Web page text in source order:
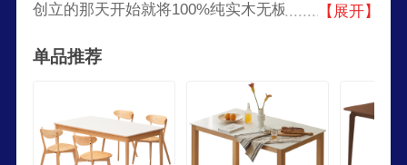
创立的那天开始就将100%纯实木无板材，健康漆
出了北欧外贸实木家具，一面市就受到广大消费者
的好评和追捧，一度成为网商北欧实木家具领军品
【展开】
单品推荐